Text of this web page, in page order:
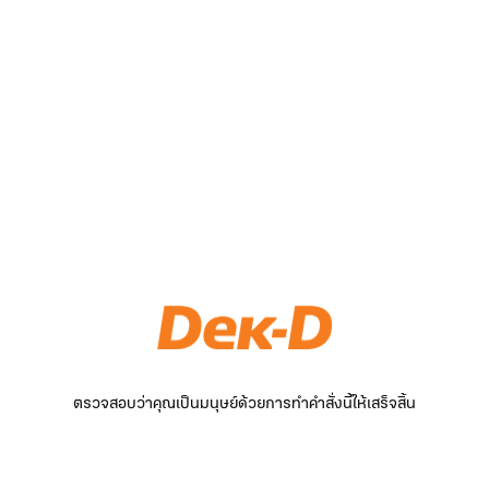
ตรวจสอบว่าคุณเป็นมนุษย์ด้วยการทำคำสั่งนี้ให้เสร็จสิ้น